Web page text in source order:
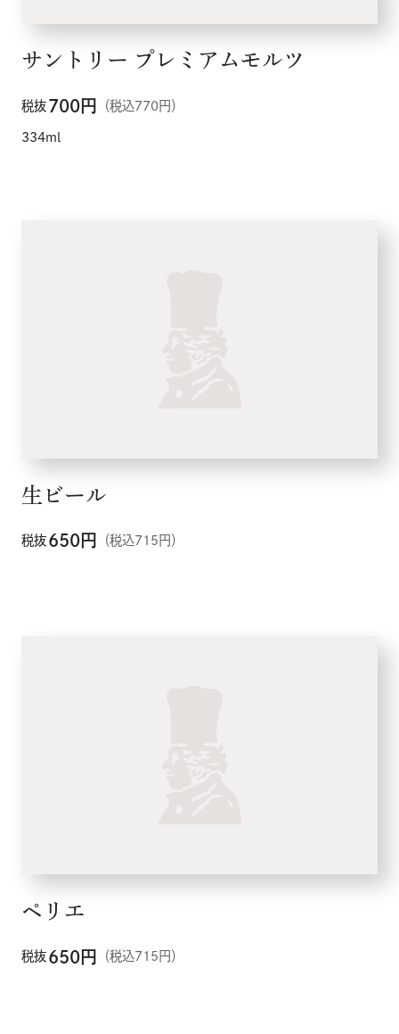
サントリー プレミアムモルツ
税抜 700円 （税込770円）
334ml
生ビール
税抜 650円 （税込715円）
ペリエ
税抜 650円 （税込715円）